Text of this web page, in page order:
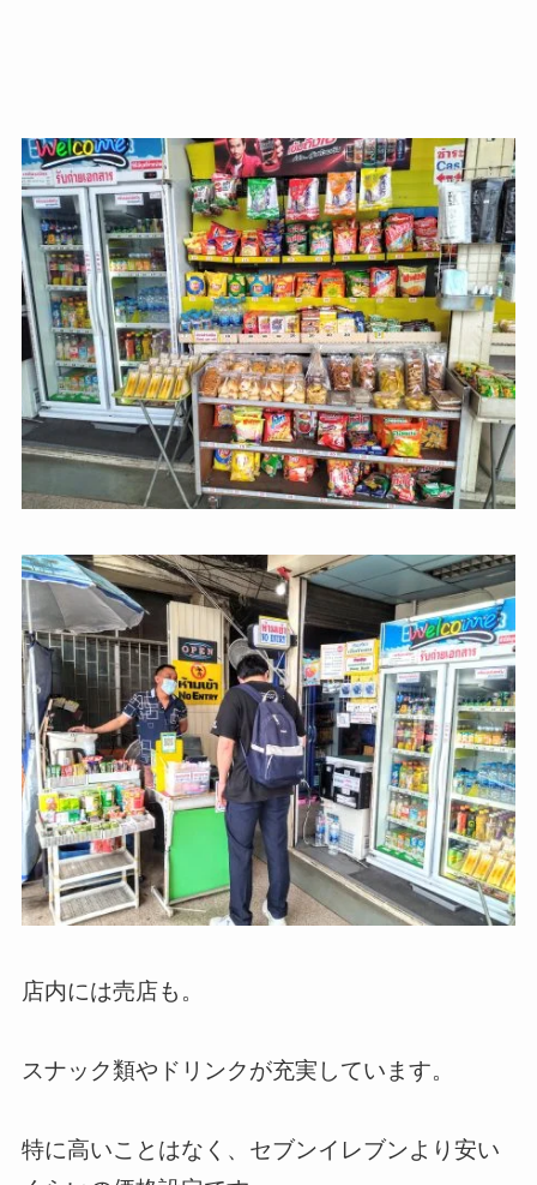
店内には売店も。
スナック類やドリンクが充実しています。
特に高いことはなく、セブンイレブンより安い